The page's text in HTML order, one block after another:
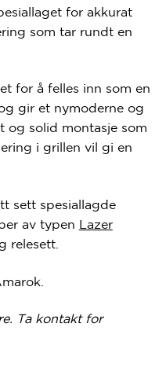
for akkurat
som tar rundt en
for å felles inn som en
gir et nymoderne og
og solid montasje som
i grillen vil gi en
sett spesiallagde
av typen Lazer
relesett.
Ta kontakt for